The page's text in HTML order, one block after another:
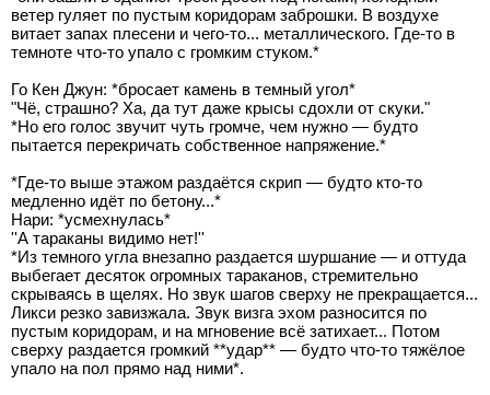
ветер гуляет по пустым коридорам заброшки. В воздухе
витает запах плесени и чего-то... металлического. Где-то в
темноте что-то упало с громким стуком.*
Го Кен Джун: *бросает камень в темный угол*
"Чё, страшно? Ха, да тут даже крысы сдохли от скуки."
*Но его голос звучит чуть громче, чем нужно — будто
пытается перекричать собственное напряжение.*
*Где-то выше этажом раздаётся скрип — будто кто-то
медленно идёт по бетону...*
Нари: *усмехнулась*
''А тараканы видимо нет!''
*Из темного угла внезапно раздается шуршание — и оттуда
выбегает десяток огромных тараканов, стремительно
скрываясь в щелях. Но звук шагов сверху не прекращается...
Ликси резко завизжала. Звук визга эхом разносится по
пустым коридорам, и на мгновение всё затихает... Потом
сверху раздается громкий **удар** — будто что-то тяжёлое
упало на пол прямо над ними*.